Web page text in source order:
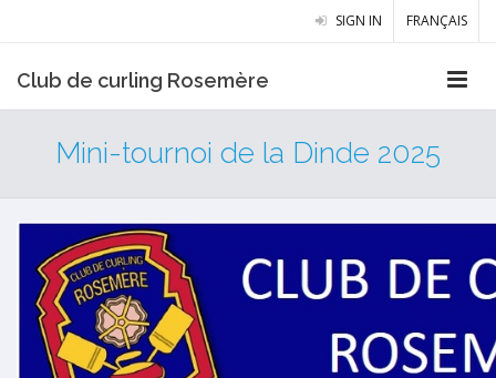
SIGN IN FRANÇAIS
Club de curling Rosemère
Mini-tournoi de la Dinde 2025